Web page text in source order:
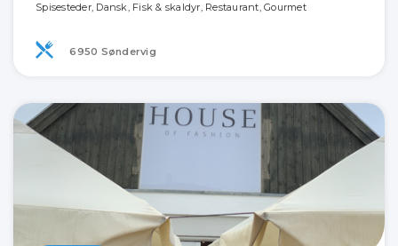
Spisesteder, Dansk, Fisk & skaldyr, Restaurant, Gourmet
6950 Søndervig